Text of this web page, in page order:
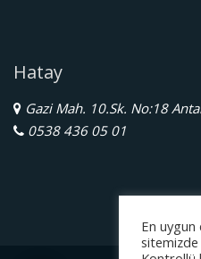
Hatay
Gazi Mah. 10.Sk. No:18
0538 436 05 01
En uygun
sitemizde